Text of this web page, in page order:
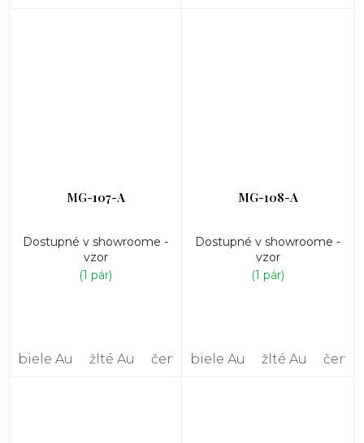
MG-107-A
Dostupné v showroome -
vzor
(1 pár)
biele Au žlté Au červené Au
MG-108-A
Dostupné v showroome -
vzor
(1 pár)
biele Au žlté Au